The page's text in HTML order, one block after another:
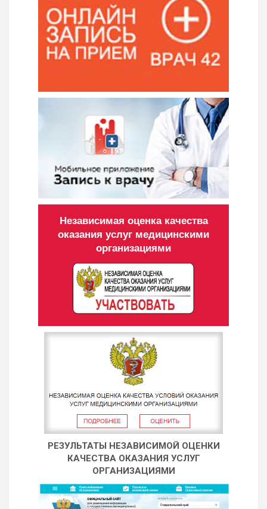
Независимая оценка качества
оказания услуг медицинскими
организациями
РЕЗУЛЬТАТЫ НЕЗАВИСИМОЙ ОЦЕНКИ
КАЧЕСТВА ОКАЗАНИЯ УСЛУГ
ОРГАНИЗАЦИЯМИ